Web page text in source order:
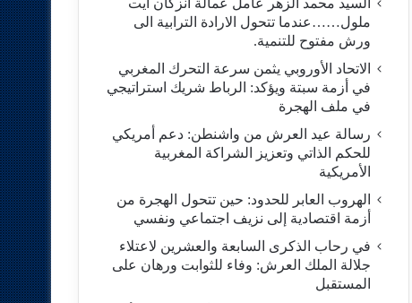
السيد محمد الزهر عامل عمالة انزكان ايت
ملول……عندما تتحول الارادة الترابية الى
ورش مفتوح للتنمية.
الاتحاد الأوروبي يثمن سرعة التحرك المغربي
في أزمة سبتة ويؤكد: الرباط شريك استراتيجي
في ملف الهجرة
رسالة عيد العرش من واشنطن: دعم أمريكي
للحكم الذاتي وتعزيز الشراكة المغربية
الأمريكية
​الهروب العابر للحدود: حين تتحول الهجرة من
أزمة اقتصادية إلى نزيف اجتماعي ونفسي
في رحاب الذكرى السابعة والعشرين لاعتلاء
جلالة الملك العرش: وفاء للثوابت ورهان على
المستقبل